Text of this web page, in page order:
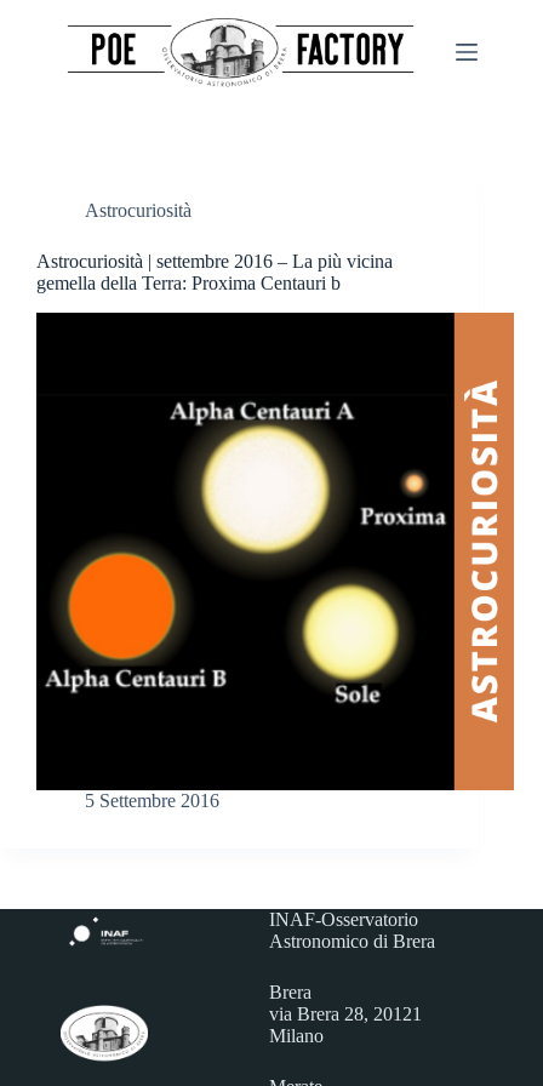
Astrocuriosità
Astrocuriosità | settembre 2016 – La più vicina
gemella della Terra: Proxima Centauri b
5 Settembre 2016
INAF-Osservatorio
Astronomico di Brera
Brera
via Brera 28, 20121
Milano